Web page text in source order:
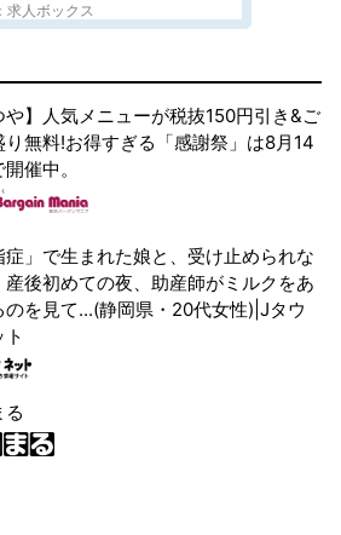
求人ボックス
や】人気メニューが税抜150円引き&ご
り無料!お得すぎる「感謝祭」は8月14
催中。
症」で生まれた娘と、受け止められな
産後初めての夜、助産師がミルクをあ
のを見て...(静岡県・20代女性)|Jタウ
ト
る